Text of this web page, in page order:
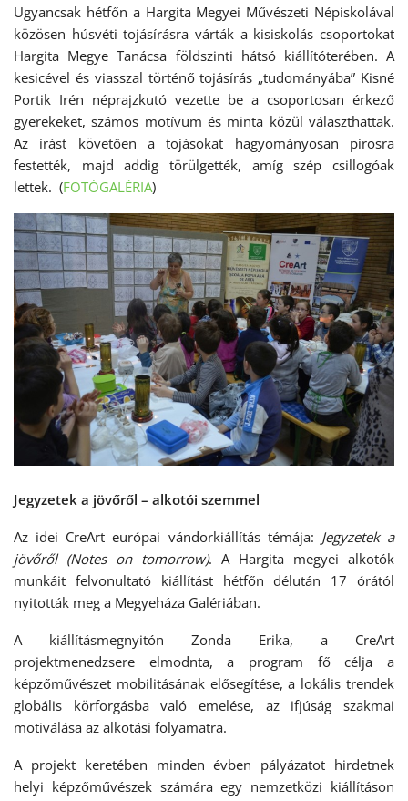
Ugyancsak hétfőn a Hargita Megyei Művészeti Népiskolával
közösen húsvéti tojásírásra várták a kisiskolás csoportokat
Hargita Megye Tanácsa földszinti hátsó kiállítóterében. A
kesicével és viasszal történő tojásírás „tudományába” Kisné
Portik Irén néprajzkutó vezette be a csoportosan érkező
gyerekeket, számos motívum és minta közül választhattak.
Az írást követően a tojásokat hagyományosan pirosra
festették, majd addig törülgették, amíg szép csillogóak
lettek. (FOTÓGALÉRIA)
Jegyzetek a jövőről – alkotói szemmel
Az idei CreArt európai vándorkiállítás témája: Jegyzetek a
jövőről (Notes on tomorrow). A Hargita megyei alkotók
munkáit felvonultató kiállítást hétfőn délután 17 órától
nyitották meg a Megyeháza Galériában.
A kiállításmegnyitón Zonda Erika, a CreArt
projektmenedzsere elmodnta, a program fő célja a
képzőművészet mobilitásának elősegítése, a lokális trendek
globális körforgásba való emelése, az ifjúság szakmai
motiválása az alkotási folyamatra.
A projekt keretében minden évben pályázatot hirdetnek
helyi képzőművészek számára egy nemzetközi kiállításon